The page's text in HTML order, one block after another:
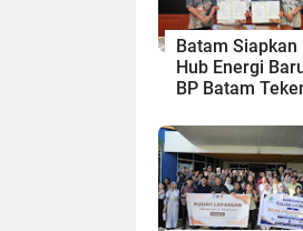
Batam Siapkan
Hub Energi
BP Batam
Strategis
Panbil Group
PLN Batam